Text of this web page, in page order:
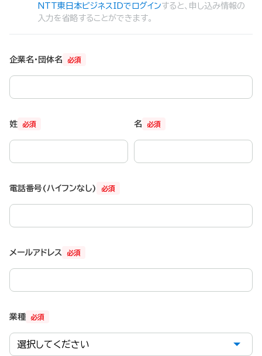
NTT東日本ビジネスIDでログインすると、申し込み情報の
入力を省略することができます。
必須
企業名・団体名
必須
姓 必須
名
必須
電話番号(ハイフンなし)
必須
メールアドレス
必須
業種